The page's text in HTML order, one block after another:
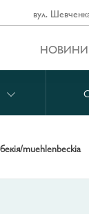
вул.
НОВИНИ
muehlenbeckia